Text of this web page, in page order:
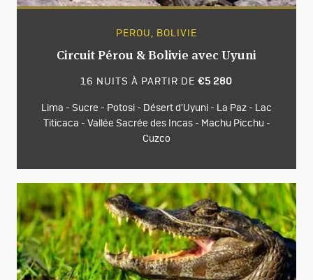
PEROU, BOLIVIE
Circuit Pérou & Bolivie avec Uyuni
16 NUITS À PARTIR DE €5 280
Lima - Sucre - Potosi - Désert d'Uyuni - La Paz - Lac
Titicaca - Vallée Sacrée des Incas - Machu Picchu -
Cuzco